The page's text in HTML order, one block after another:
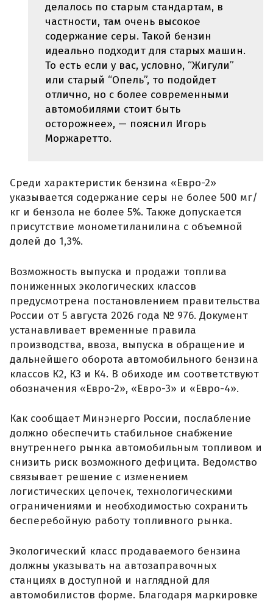
делалось по старым стандартам, в
частности, там очень высокое
содержание серы. Такой бензин
идеально подходит для старых машин.
То есть если у вас, условно, “Жигули”
или старый “Опель”, то подойдет
отлично, но с более современными
автомобилями стоит быть
осторожнее», — пояснил Игорь
Моржаретто.
Среди характеристик бензина «Евро-2»
указывается содержание серы не более 500 мг/
кг и бензола не более 5%. Также допускается
присутствие монометиланилина с объемной
долей до 1,3%.
Возможность выпуска и продажи топлива
пониженных экологических классов
предусмотрена постановлением правительства
России от 5 августа 2026 года № 976. Документ
устанавливает временные правила
производства, ввоза, выпуска в обращение и
дальнейшего оборота автомобильного бензина
классов К2, К3 и К4. В обиходе им соответствуют
обозначения «Евро-2», «Евро-3» и «Евро-4».
Как сообщает Минэнерго России, послабление
должно обеспечить стабильное снабжение
внутреннего рынка автомобильным топливом и
снизить риск возможного дефицита. Ведомство
связывает решение с изменением
логистических цепочек, технологическими
ограничениями и необходимостью сохранить
бесперебойную работу топливного рынка.
Экологический класс продаваемого бензина
должны указывать на автозаправочных
станциях в доступной и наглядной для
автомобилистов форме. Благодаря маркировке